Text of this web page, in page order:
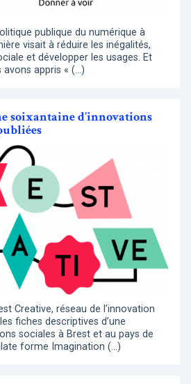
publique du numérique à
visait à réduire les inégalités,
et développer les usages. Et
appris « (…)
soixantaine d’innovations
Creative, réseau de l’innovation
fiches descriptives d’une
sociales à Brest et au pays de
forme Imagination (…)